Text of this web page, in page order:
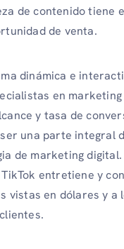
de contenido tiene
de venta.
dinámica e
en marketing
y tasa de
una parte integral
de marketing digital.
entretiene y
vistas en dólares y a